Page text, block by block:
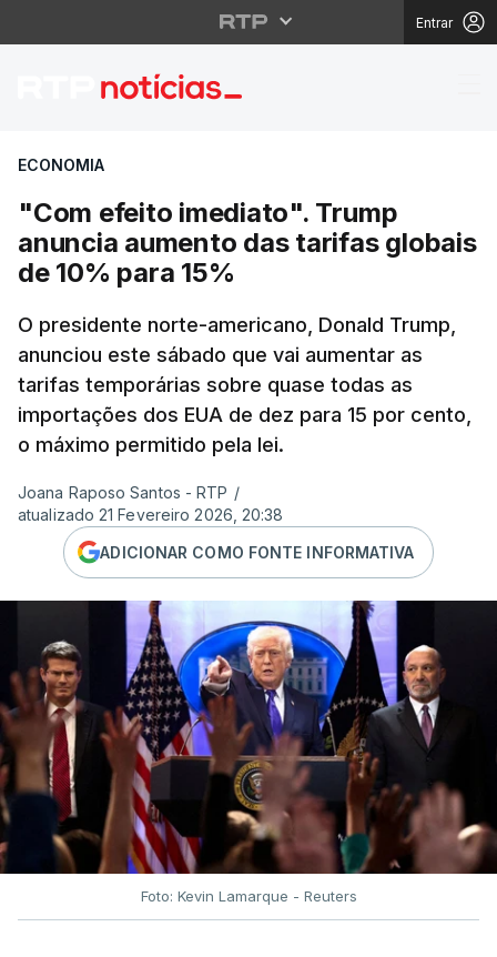
Entrar
"Com efeito
ECONOMIA
"Com efeito imediato". Trump
anuncia aumento das tarifas globais
de 10% para 15%
O presidente norte-americano, Donald Trump,
anunciou este sábado que vai aumentar as
tarifas temporárias sobre quase todas as
importações dos EUA de dez para 15 por cento,
o máximo permitido pela lei.
Joana Raposo Santos - RTP /
atualizado 21 Fevereiro 2026, 20:38
ADICIONAR COMO FONTE INFORMATIVA
Foto: Kevin Lamarque - Reuters